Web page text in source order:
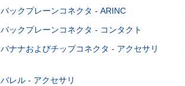
バックプレーンコネクタ - ARINC
バックプレーンコネクタ - コンタクト
バナナおよびチップコネクタ - アクセサリ
バレル - アクセサリ